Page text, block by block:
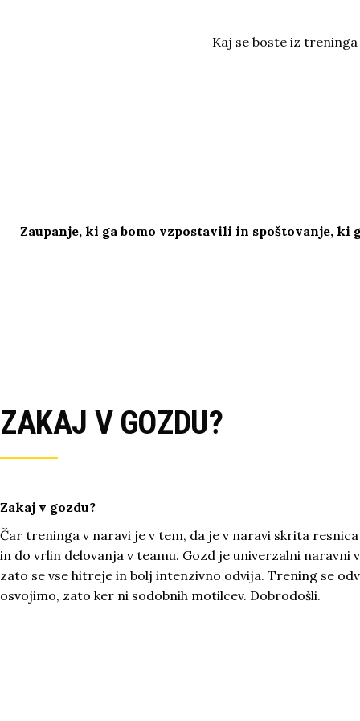
Kaj se boste iz
a
Zaupanje, ki ga bomo vzpostavili in spoštovanje, ki
ZAKAJ V GOZDU?
Zakaj v gozdu?
Čar treninga v naravi je v tem, da je v naravi skrita
in do vrlin delovanja v teamu. Gozd je univerzalni naravni
zato se vse hitreje in bolj intenzivno odvija. Trening se
osvojimo, zato ker ni sodobnih motilcev. Dobrodošli.